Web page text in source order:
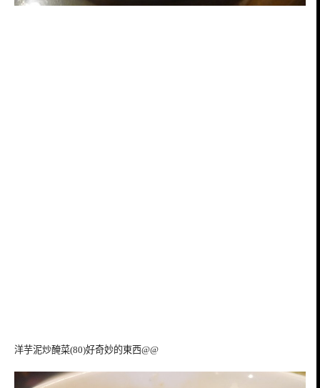
洋芋泥炒醃菜(80)好奇妙的東西@@